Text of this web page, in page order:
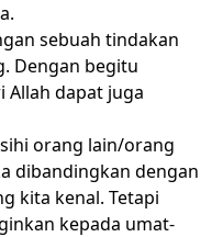
sebuah tindakan
Dengan begitu
Allah dapat juga
orang lain/orang
dibandingkan dengan
kita kenal. Tetapi
kepada umat-